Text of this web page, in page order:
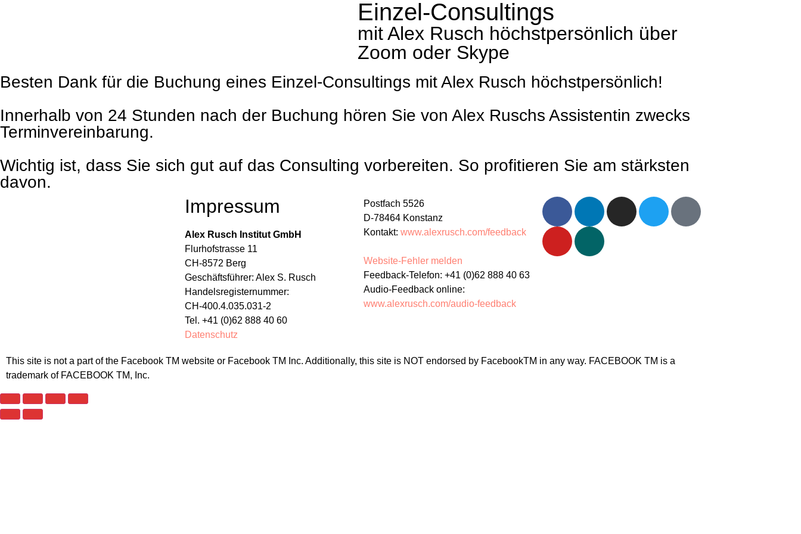
Einzel-Consultings
mit Alex Rusch höchstpersönlich über
Zoom oder Skype
Besten Dank für die Buchung eines Einzel-Consultings mit Alex Rusch höchstpersönlich!
Innerhalb von 24 Stunden nach der Buchung hören Sie von Alex Ruschs Assistentin zwecks
Terminvereinbarung.
Wichtig ist, dass Sie sich gut auf das Consulting vorbereiten. So profitieren Sie am stärksten
davon.
Impressum
Alex Rusch Institut GmbH
Flurhofstrasse 11
CH-8572 Berg
Geschäftsführer: Alex S. Rusch
Handelsregisternummer:
CH-400.4.035.031-2
Tel. +41 (0)62 888 40 60
Datenschutz
Postfach 5526
D-78464 Konstanz
Kontakt: www.alexrusch.com/feedback
Website-Fehler melden
Feedback-Telefon: +41 (0)62 888 40 63
Audio-Feedback online:
www.alexrusch.com/audio-feedback
This site is not a part of the Facebook TM website or Facebook TM Inc. Additionally, this site is NOT endorsed by FacebookTM in any way. FACEBOOK TM is a
trademark of FACEBOOK TM, Inc.